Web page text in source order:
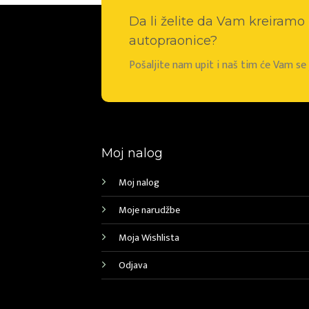
Da li želite da Vam
autopraonice?
Pošaljite nam upit i naš tim će Vam
Moj nalog
Moj nalog
Moje narudžbe
Moja Wishlista
Odjava